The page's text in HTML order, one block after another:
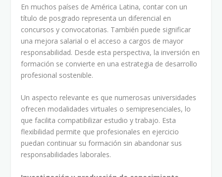
En muchos países de América Latina, contar con un
título de posgrado representa un diferencial en
concursos y convocatorias. También puede significar
una mejora salarial o el acceso a cargos de mayor
responsabilidad. Desde esta perspectiva, la inversión en
formación se convierte en una estrategia de desarrollo
profesional sostenible.
Un aspecto relevante es que numerosas universidades
ofrecen modalidades virtuales o semipresenciales, lo
que facilita compatibilizar estudio y trabajo. Esta
flexibilidad permite que profesionales en ejercicio
puedan continuar su formación sin abandonar sus
responsabilidades laborales.